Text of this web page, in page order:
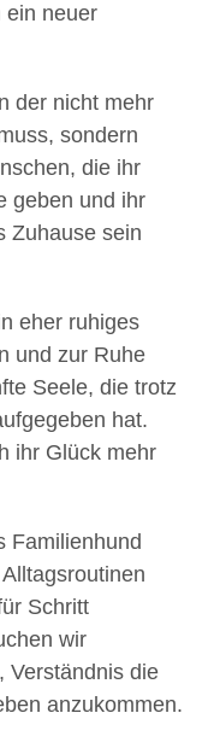
ein neuer
der nicht mehr
sondern
die ihr
geben und ihr
Zuhause sein
eher ruhiges
und zur Ruhe
Seele, die trotz
hat.
ihr Glück mehr
Familienhund
Schritt
wir
Verständnis die
anzukommen.